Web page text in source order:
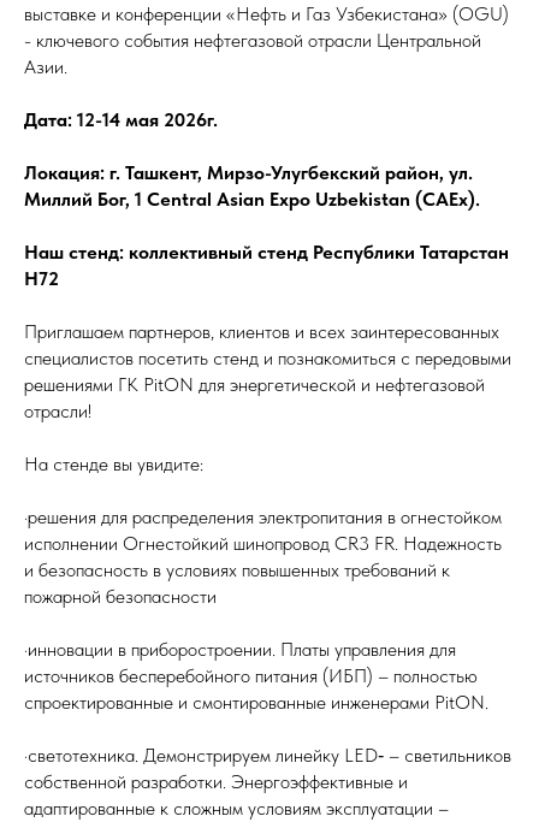
выставке и конференции «Нефть и Газ Узбекистана» (OGU)
- ключевого события нефтегазовой отрасли Центральной
Азии.
Дата: 12-14 мая 2026г.
Локация: г. Ташкент, Мирзо-Улугбекский район, ул.
Миллий Бог, 1 Central Asian Expo Uzbekistan (CAEx).
Наш стенд: коллективный стенд Республики Татарстан
Н72
Приглашаем партнеров, клиентов и всех заинтересованных
специалистов посетить стенд и познакомиться с передовыми
решениями ГК PitON для энергетической и нефтегазовой
отрасли!
На стенде вы увидите:
·решения для распределения электропитания в огнестойком
исполнении Огнестойкий шинопровод CR3 FR. Надежность
и безопасность в условиях повышенных требований к
пожарной безопасности
·инновации в приборостроении. Платы управления для
источников бесперебойного питания (ИБП) – полностью
спроектированные и смонтированные инженерами PitON.
·светотехника. Демонстрируем линейку LED‑ – светильников
собственной разработки. Энергоэффективные и
адаптированные к сложным условиям эксплуатации –